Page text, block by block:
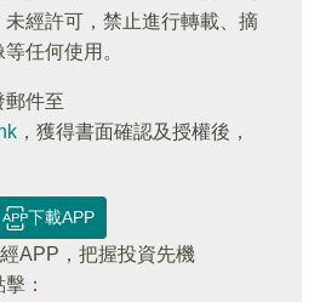
未經許可，禁止進行轉載、摘
任何使用。
郵件至
，獲得書面確認及授權後，
下載APP
APP，把握投資先機
：